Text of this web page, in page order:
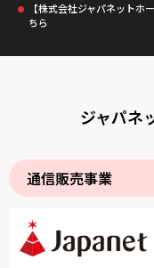
【株式会社ジャパネットホ
ちら
ジャパネ
通信販売事業